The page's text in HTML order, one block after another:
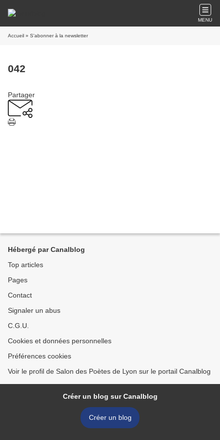
MENU
Accueil » S'abonner à la newsletter
042
Partager
Hébergé par Canalblog
Top articles
Pages
Contact
Signaler un abus
C.G.U.
Cookies et données personnelles
Préférences cookies
Voir le profil de Salon des Poètes de Lyon sur le portail Canalblog
Créer un blog sur Canalblog
Créer un blog